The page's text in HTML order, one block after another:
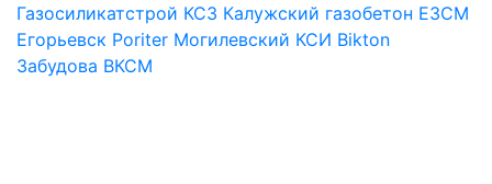
Газосиликатстрой КСЗ Калужский газобетон ЕЗСМ
Егорьевск Poriter Могилевский КСИ Bikton
Забудова ВКСМ